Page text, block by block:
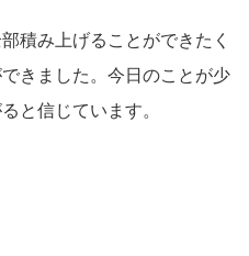
積み上げることができたく
きました。今日のことが少
と信じています。